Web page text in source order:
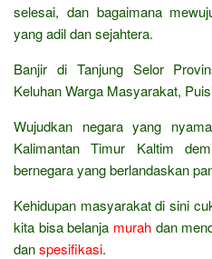
selesai, dan bagaimana
yang adil dan sejahtera.
Banjir di Tanjung Selor
Keluhan Warga Masyarakat,
Wujudkan negara yang
Kalimantan Timur Kaltim
bernegara yang berlandaskan
Kehidupan masyarakat di sini
kita bisa belanja murahdan
danspesifikasi.